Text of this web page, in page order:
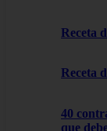
Receta
Receta
40
que